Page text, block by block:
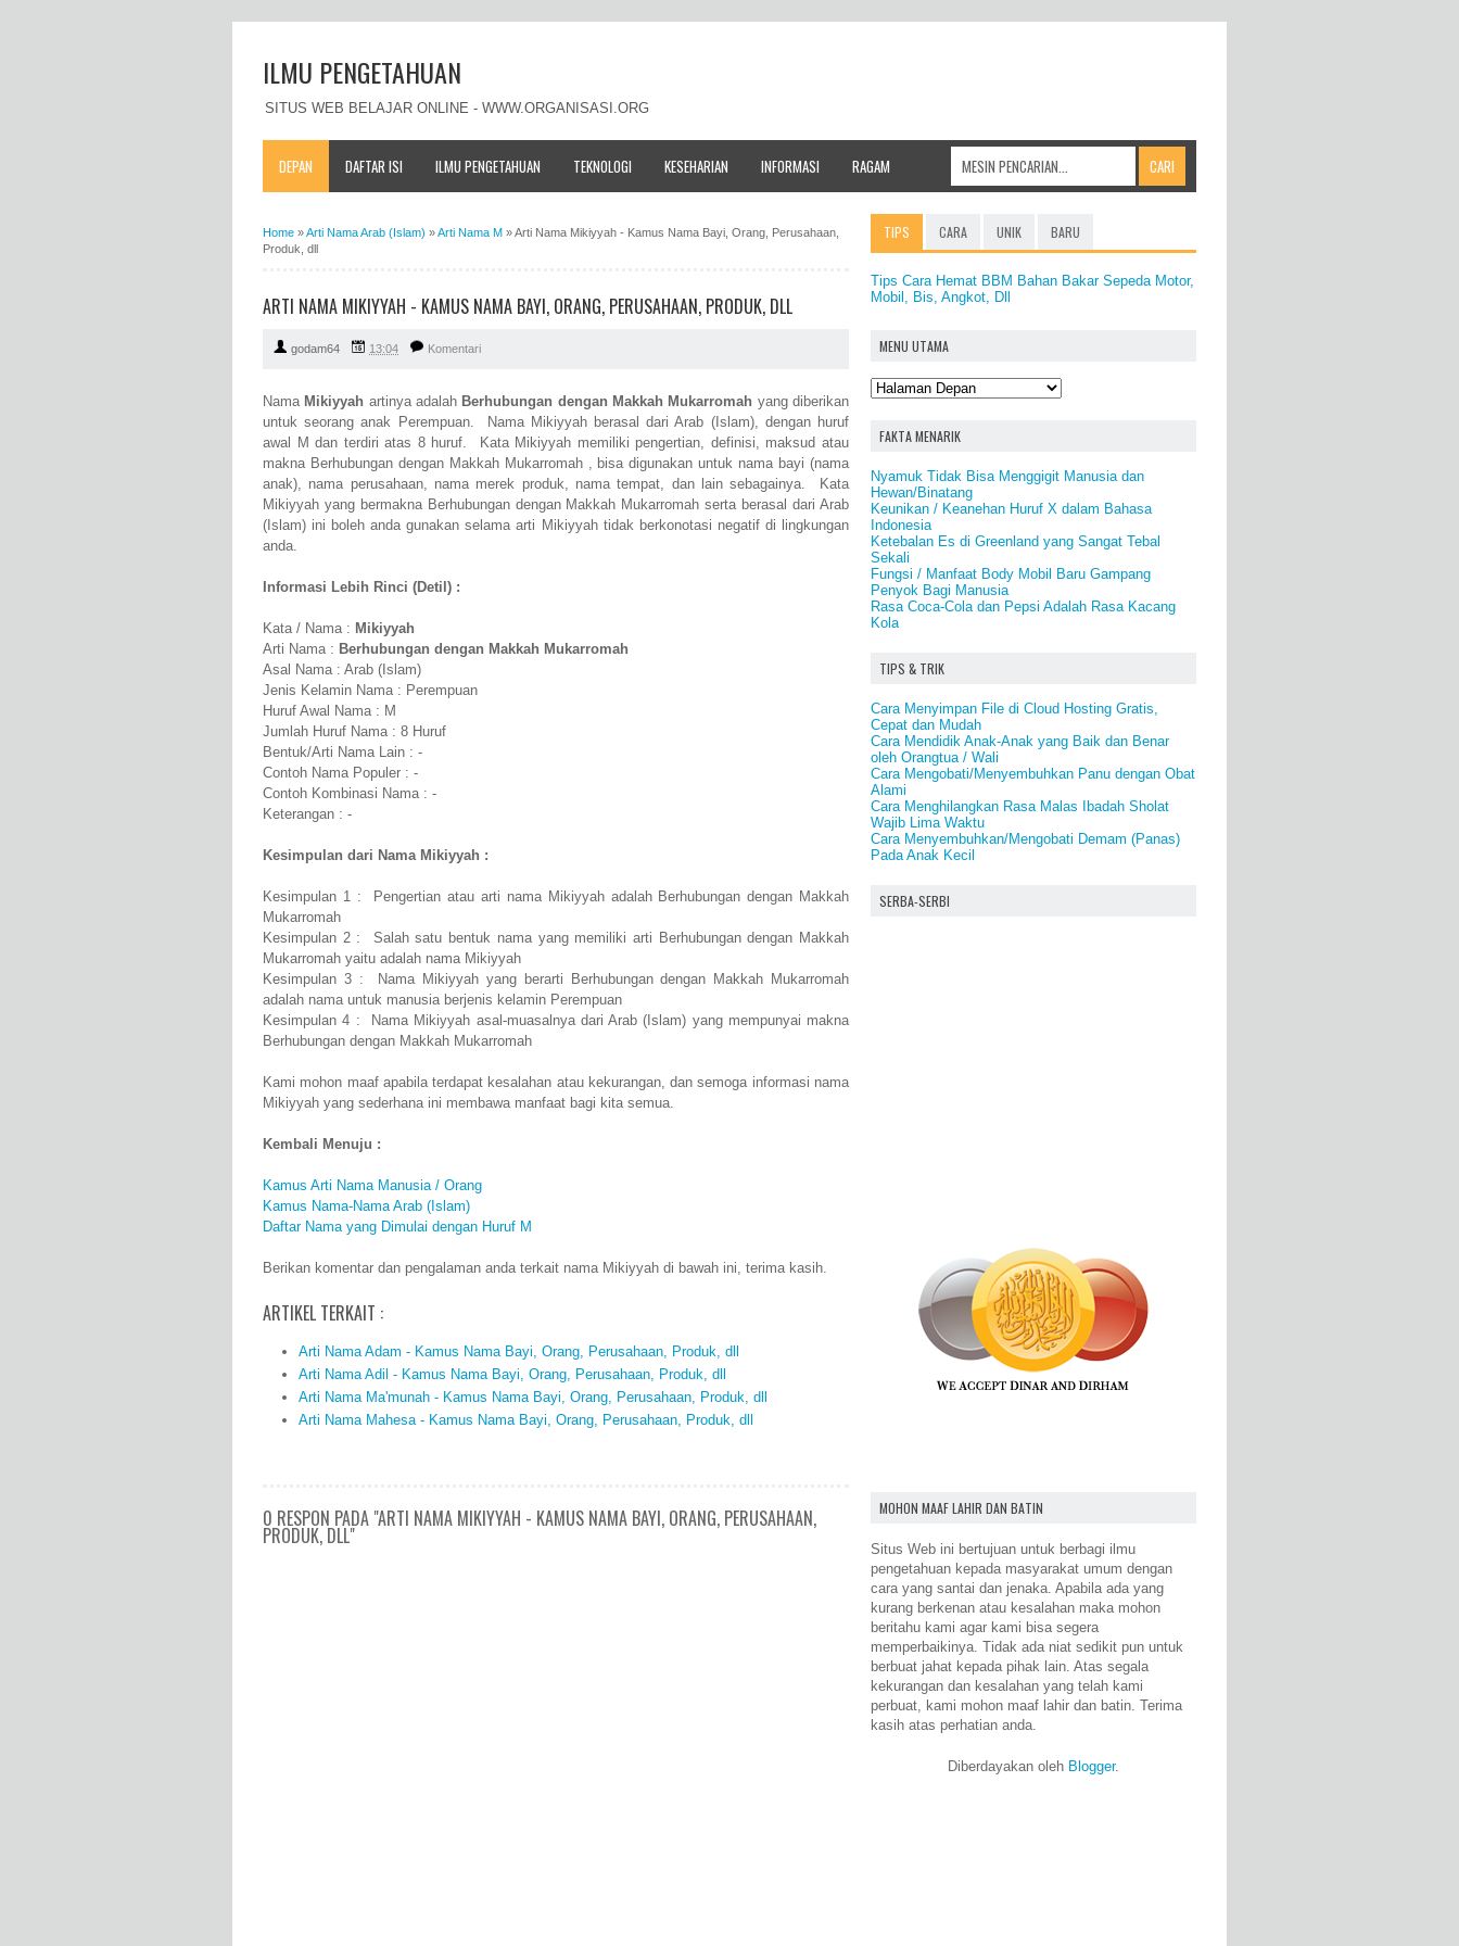
ILMU PENGETAHUAN
SITUS WEB BELAJAR ONLINE - WWW.ORGANISASI.ORG
DEPAN DAFTAR ISI ILMU PENGETAHUAN TEKNOLOGI KESEHARIAN INFORMASI RAGAM
Home »Arti Nama Arab (Islam) »Arti Nama M »Arti Nama Mikiyyah - Kamus Nama Bayi, Orang, Perusahaan,
Produk, dll
ARTI NAMA MIKIYYAH - KAMUS NAMA BAYI, ORANG, PERUSAHAAN, PRODUK, DLL
godam64 13:04 Komentari
Nama Mikiyyah artinya adalah Berhubungan dengan Makkah Mukarromah yang diberikan
untuk seorang anak Perempuan. Nama Mikiyyah berasal dari Arab (Islam), dengan huruf
awal M dan terdiri atas 8 huruf. Kata Mikiyyah memiliki pengertian, definisi, maksud atau
makna Berhubungan dengan Makkah Mukarromah , bisa digunakan untuk nama bayi (nama
anak), nama perusahaan, nama merek produk, nama tempat, dan lain sebagainya. Kata
Mikiyyah yang bermakna Berhubungan dengan Makkah Mukarromah serta berasal dari Arab
(Islam) ini boleh anda gunakan selama arti Mikiyyah tidak berkonotasi negatif di lingkungan
anda.
Informasi Lebih Rinci (Detil) :
Kata / Nama : Mikiyyah
Arti Nama : Berhubungan dengan Makkah Mukarromah
Asal Nama : Arab (Islam)
Jenis Kelamin Nama : Perempuan
Huruf Awal Nama : M
Jumlah Huruf Nama : 8 Huruf
Bentuk/Arti Nama Lain : -
Contoh Nama Populer : -
Contoh Kombinasi Nama : -
Keterangan : -
Kesimpulan dari Nama Mikiyyah :
Kesimpulan 1 : Pengertian atau arti nama Mikiyyah adalah Berhubungan dengan Makkah
Mukarromah
Kesimpulan 2 : Salah satu bentuk nama yang memiliki arti Berhubungan dengan Makkah
Mukarromah yaitu adalah nama Mikiyyah
Kesimpulan 3 : Nama Mikiyyah yang berarti Berhubungan dengan Makkah Mukarromah
adalah nama untuk manusia berjenis kelamin Perempuan
Kesimpulan 4 : Nama Mikiyyah asal-muasalnya dari Arab (Islam) yang mempunyai makna
Berhubungan dengan Makkah Mukarromah
Kami mohon maaf apabila terdapat kesalahan atau kekurangan, dan semoga informasi nama
Mikiyyah yang sederhana ini membawa manfaat bagi kita semua.
Kembali Menuju :
Kamus Arti Nama Manusia / Orang
Kamus Nama-Nama Arab (Islam)
Daftar Nama yang Dimulai dengan Huruf M
Berikan komentar dan pengalaman anda terkait nama Mikiyyah di bawah ini, terima kasih.
ARTIKEL TERKAIT :
Arti Nama Adam - Kamus Nama Bayi, Orang, Perusahaan, Produk, dll
Arti Nama Adil - Kamus Nama Bayi, Orang, Perusahaan, Produk, dll
Arti Nama Ma'munah - Kamus Nama Bayi, Orang, Perusahaan, Produk, dll
Arti Nama Mahesa - Kamus Nama Bayi, Orang, Perusahaan, Produk, dll
0 RESPON PADA "ARTI NAMA MIKIYYAH - KAMUS NAMA BAYI, ORANG, PERUSAHAAN,
PRODUK, DLL"
TIPS CARA UNIK BARU
Tips Cara Hemat BBM Bahan Bakar Sepeda Motor,
Mobil, Bis, Angkot, Dll
MENU UTAMA
FAKTA MENARIK
Nyamuk Tidak Bisa Menggigit Manusia dan
Hewan/Binatang
Keunikan / Keanehan Huruf X dalam Bahasa
Indonesia
Ketebalan Es di Greenland yang Sangat Tebal
Sekali
Fungsi / Manfaat Body Mobil Baru Gampang
Penyok Bagi Manusia
Rasa Coca-Cola dan Pepsi Adalah Rasa Kacang
Kola
TIPS & TRIK
Cara Menyimpan File di Cloud Hosting Gratis,
Cepat dan Mudah
Cara Mendidik Anak-Anak yang Baik dan Benar
oleh Orangtua / Wali
Cara Mengobati/Menyembuhkan Panu dengan Obat
Alami
Cara Menghilangkan Rasa Malas Ibadah Sholat
Wajib Lima Waktu
Cara Menyembuhkan/Mengobati Demam (Panas)
Pada Anak Kecil
SERBA-SERBI
MOHON MAAF LAHIR DAN BATIN
Situs Web ini bertujuan untuk berbagi ilmu
pengetahuan kepada masyarakat umum dengan
cara yang santai dan jenaka. Apabila ada yang
kurang berkenan atau kesalahan maka mohon
beritahu kami agar kami bisa segera
memperbaikinya. Tidak ada niat sedikit pun untuk
berbuat jahat kepada pihak lain. Atas segala
kekurangan dan kesalahan yang telah kami
perbuat, kami mohon maaf lahir dan batin. Terima
kasih atas perhatian anda.
Diberdayakan oleh Blogger.